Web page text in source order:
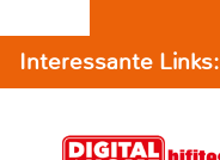
Interessante Links: